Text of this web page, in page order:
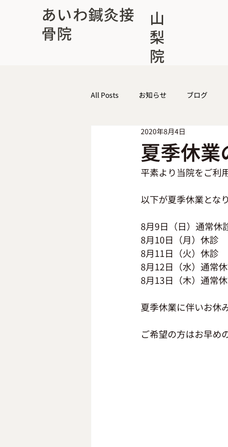
あいわ鍼灸接
骨院
山
梨
院
All Posts お知らせ ブログ
夏季休業
2020年8月4日
平素より当院をご利
以下が夏季休業となり
8月9日（日）通常休
8月10日（月）休診
8月11日（火）休診
8月12日（水）通常
8月13日（木）通常
夏季休業に伴いお休
ご希望の方はお早め